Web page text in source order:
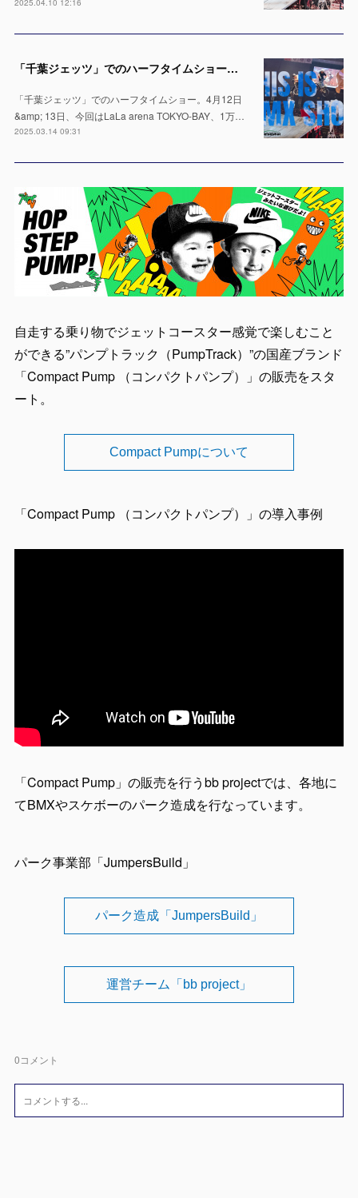
2025.04.10 12:16
「千葉ジェッツ」でのハーフタイムショー出演決定！LaLa arena TOKYO-BAYの1万人の会場で実施 ※4月12日 & 13日
「千葉ジェッツ」でのハーフタイムショー。4月12日
&amp; 13日、今回はLaLa arena TOKYO-BAY、1万…
2025.03.14 09:31
自走する乗り物でジェットコースター感覚で楽しむこと
ができる”パンプトラック（PumpTrack）”の国産ブランド
「Compact Pump （コンパクトパンプ）」の販売をスタ
ート。
Compact Pumpについて
「Compact Pump （コンパクトパンプ）」の導入事例
「Compact Pump」の販売を行うbb projectでは、各地に
てBMXやスケボーのパーク造成を行なっています。
パーク事業部「JumpersBuild」
パーク造成「JumpersBuild」
運営チーム「bb project」
0コメント